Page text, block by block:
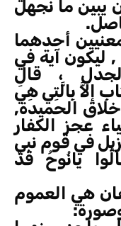
يبين ما نجهل
أحدهما
ليكون آية في
، قال
إِلاَّ بِالَّتِي هِيَ
الحميدة,
عجز الكفار
في قوم نبي
يَانُوحُ قَدْ
هي العموم